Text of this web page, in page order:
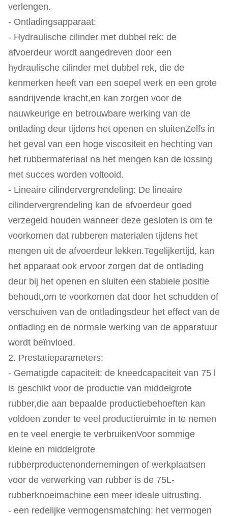
verlengen.
- Ontladingsapparaat:
- Hydraulische cilinder met dubbel rek: de
afvoerdeur wordt aangedreven door een
hydraulische cilinder met dubbel rek, die de
kenmerken heeft van een soepel werk en een grote
aandrijvende kracht,en kan zorgen voor de
nauwkeurige en betrouwbare werking van de
ontlading deur tijdens het openen en sluitenZelfs in
het geval van een hoge viscositeit en hechting van
het rubbermateriaal na het mengen kan de lossing
met succes worden voltooid.
- Lineaire cilindervergrendeling: De lineaire
cilindervergrendeling kan de afvoerdeur goed
verzegeld houden wanneer deze gesloten is om te
voorkomen dat rubberen materialen tijdens het
mengen uit de afvoerdeur lekken.Tegelijkertijd, kan
het apparaat ook ervoor zorgen dat de ontlading
deur bij het openen en sluiten een stabiele positie
behoudt,om te voorkomen dat door het schudden of
verschuiven van de ontladingsdeur het effect van de
ontlading en de normale werking van de apparatuur
wordt beïnvloed.
2. Prestatieparameters:
- Gematigde capaciteit: de kneedcapaciteit van 75 l
is geschikt voor de productie van middelgrote
rubber,die aan bepaalde productiebehoeften kan
voldoen zonder te veel productieruimte in te nemen
en te veel energie te verbruikenVoor sommige
kleine en middelgrote
rubberproductenondernemingen of werkplaatsen
voor de verwerking van rubber is de 75L-
rubberknoeimachine een meer ideale uitrusting.
- een redelijke vermogensmatching: het vermogen